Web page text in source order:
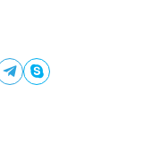
 